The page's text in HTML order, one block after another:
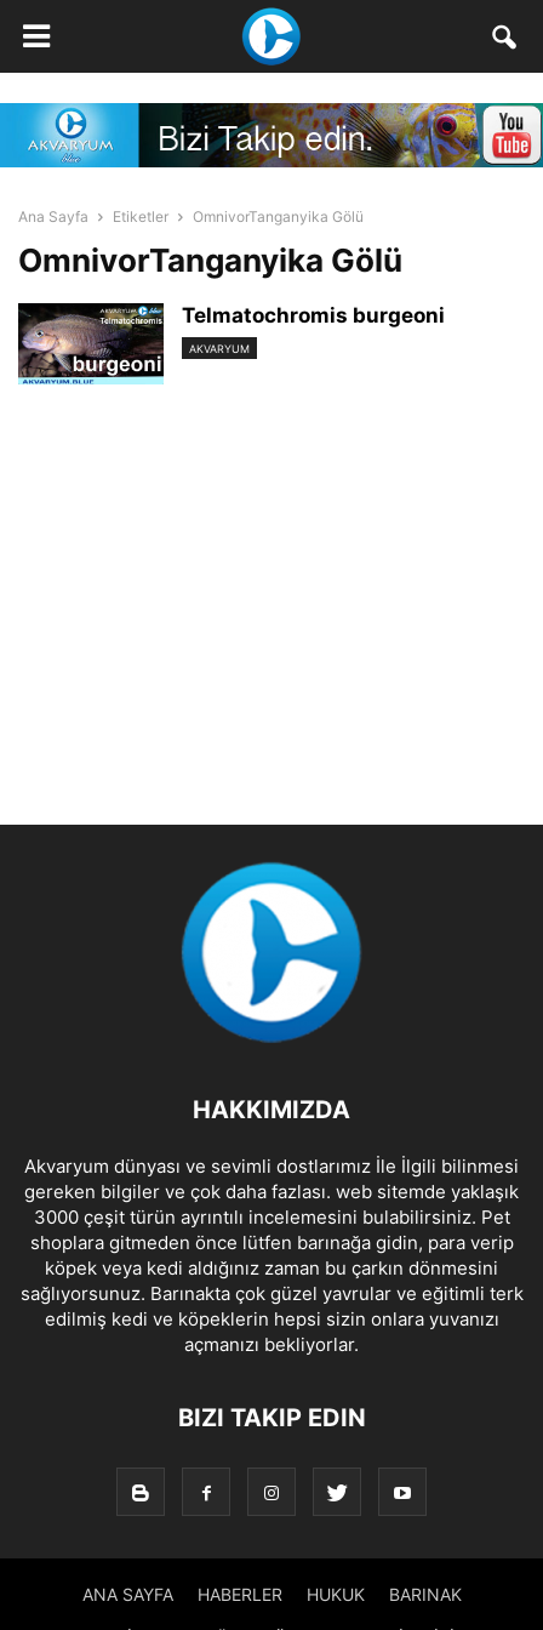
Ana Sayfa Etiketler OmnivorTanganyika Gölü
OmnivorTanganyika Gölü
Telmatochromis burgeoni
AKVARYUM
HAKKIMIZDA
Akvaryum dünyası ve sevimli dostlarımız İle İlgili bilinmesi
gereken bilgiler ve çok daha fazlası. web sitemde yaklaşık
3000 çeşit türün ayrıntılı incelemesini bulabilirsiniz. Pet
shoplara gitmeden önce lütfen barınağa gidin, para verip
köpek veya kedi aldığınız zaman bu çarkın dönmesini
sağlıyorsunuz. Barınakta çok güzel yavrular ve eğitimli terk
edilmiş kedi ve köpeklerin hepsi sizin onlara yuvanızı
açmanızı bekliyorlar.
BIZI TAKIP EDIN
ANA SAYFA HABERLER HUKUK BARINAK